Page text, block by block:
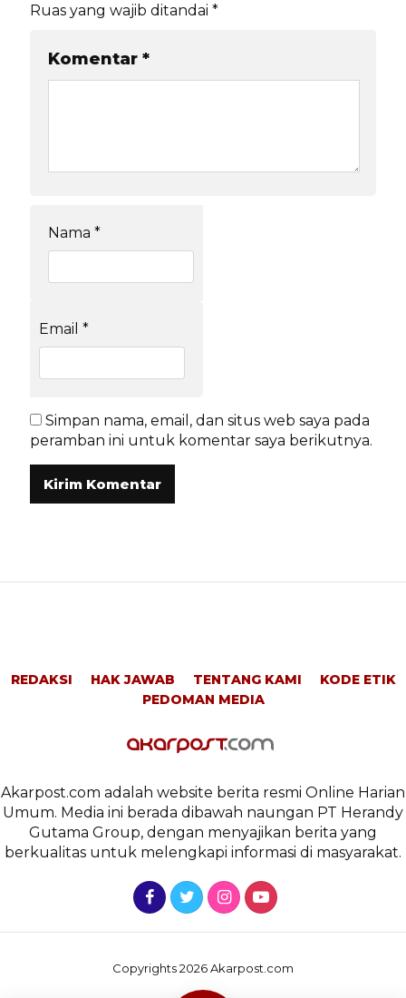
Ruas yang wajib ditandai *
Komentar *
Nama *
Email *
Simpan nama, email, dan situs web saya pada
peramban ini untuk komentar saya berikutnya.
REDAKSI HAK JAWAB TENTANG KAMI
KODE ETIK
PEDOMAN MEDIA
Akarpost.com adalah website berita resmi Online Harian
Umum. Media ini berada dibawah naungan PT Herandy
Gutama Group, dengan menyajikan berita yang
berkualitas untuk melengkapi informasi di masyarakat.
Copyrights 2026 Akarpost.com